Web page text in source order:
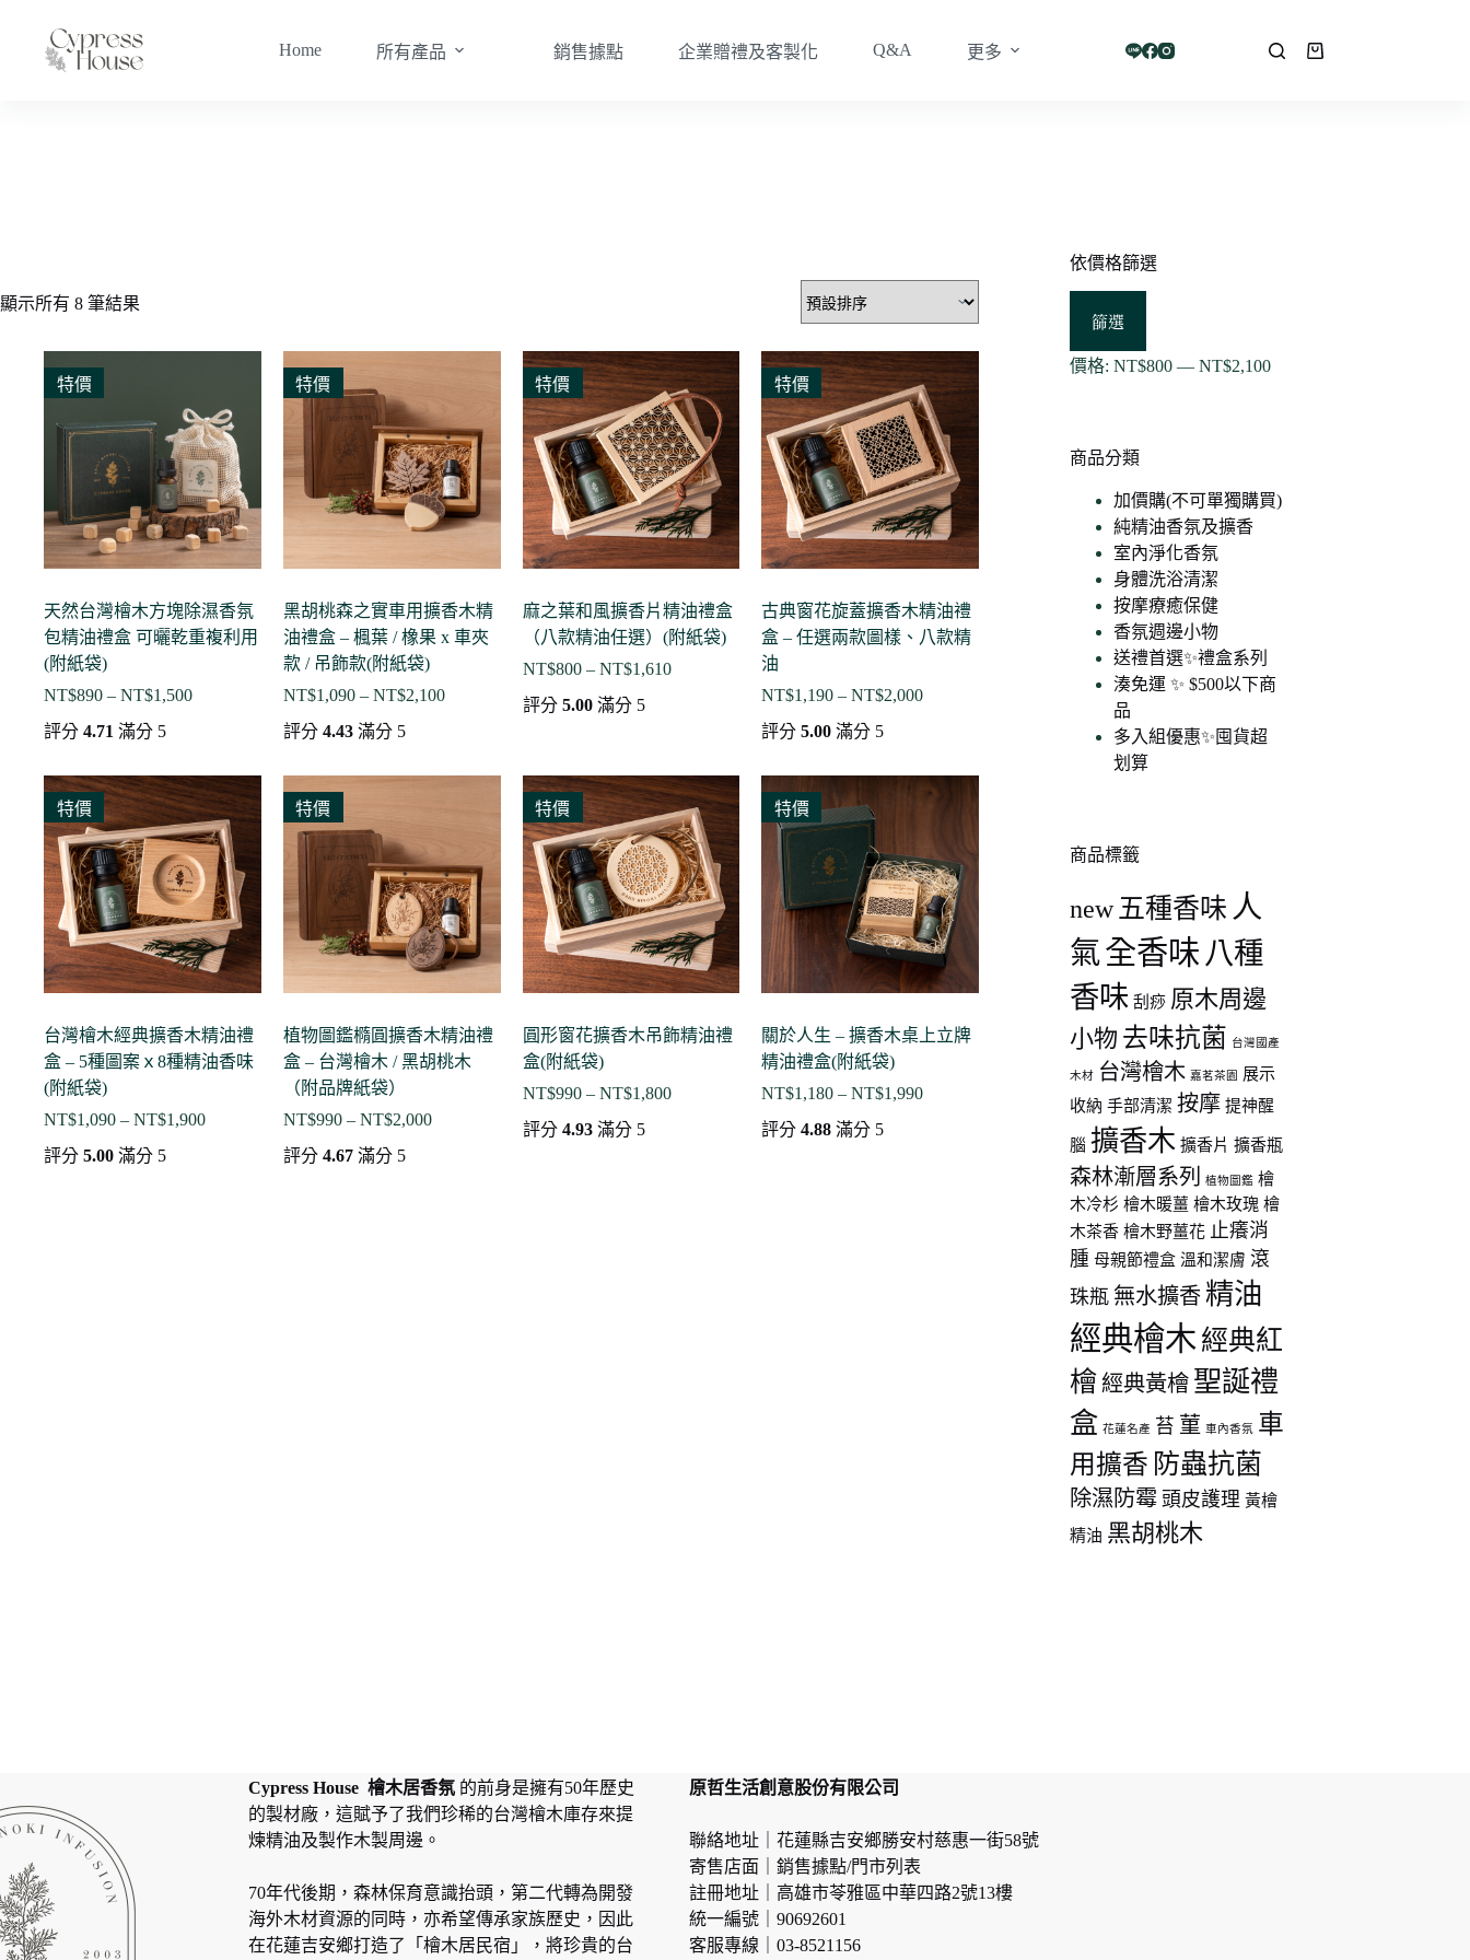
Home 所有產品 銷售據點 企業贈禮及客製化 Q&A 更多
購
顯示所有 8 筆結果
特價
天然台灣檜木方塊除濕香氛
包精油禮盒 可曬乾重複利用
(附紙袋)
NT$890 – NT$1,500價
圍：
NT$890
到
NT$1,500
評分 4.71 滿分 5
特價
黑胡桃森之實車用擴香木精
油禮盒 – 楓葉 / 橡果 x 車夾
款 / 吊飾款(附紙袋)
NT$1,090 – NT$2,100價
圍：
評分 4.43滿分 5
特價
麻之葉和風擴香片精油禮盒
（八款精油任選）(附紙袋)
NT$800 – NT$1,610價
NT$800
到
NT$1,610
評分 5.00滿分 5
特價
古典窗花旋蓋擴香木精油禮
盒 – 任選兩款圖樣、八款精
油
NT$1,190 – NT$2,000價
圍：
NT$1,190
NT$2,000
評分5.00 滿分 5
特價
台灣檜木經典擴香木精油禮
盒 – 5種圖案ｘ8種精油香味
(附紙袋)
NT$1,090 – NT$1,900價
評分 5.00 滿分 5
特價
植物圖鑑橢圓擴香木精油禮
盒 – 台灣檜木 / 黑胡桃木
（附品牌紙袋）
NT$990 – NT$2,000價
評分 4.67滿分 5
特價
圓形窗花擴香木吊飾精油禮
盒(附紙袋)
NT$990 – NT$1,800價
評分 4.93滿分 5
特價
關於人生 – 擴香木桌上立牌
精油禮盒(附紙袋)
NT$1,180 – NT$1,990價
評分4.88 滿分 5
依價格篩選
價
格
價
格
篩選
價格:NT$800 —NT$2,100
商品分類
加價購(不可單獨購買)
純精油香氛及擴香
室內淨化香氛
身體洗浴清潔
按摩療癒保健
香氛週邊小物
送禮首選✨禮盒系列
湊免運 ✨ $500以下商
品
多入組優惠✨囤貨超
划算
商品標籤
new 五種香味 人
氣全香味 八種
香味 刮痧 原木周邊
小物 去味抗菌 台灣國產
木材 台灣檜木 嘉茗茶園
展示
收納 手部清潔 按摩 提神醒
腦 擴香木 擴香片 擴香瓶
森林漸層系列 植物圖鑑 檜
木冷杉 檜木暖薑 檜木玫瑰 檜
木茶香 檜木野薑花 止癢消
腫 母親節禮盒 溫和潔膚 滾
珠瓶 無水擴香 精油
經典檜木 經典紅
檜 經典黃檜 聖誕禮
盒 花蓮名產 苔 菫 車內香氛 車
用擴香 防蟲抗菌
除濕防霉 頭皮護理 黃檜
精油 黑胡桃木
Cypress House 檜木居香氛 的前身是擁有50年歷史
的製材廠，這賦予了我們珍稀的台灣檜木庫存來提
煉精油及製作木製周邊。
70年代後期，森林保育意識抬頭，第二代轉為開發
海外木材資源的同時，亦希望傳承家族歷史，因此
在花蓮吉安鄉打造了「檜木居民宿」，將珍貴的台
原哲生活創意股份有限公司
聯絡地址｜花蓮縣吉安鄉勝安村慈惠一街58號
寄售店面｜ 銷售據點/門市列表
註冊地址｜高雄市苓雅區中華四路2號13樓
統一編號｜90692601
客服專線｜03-8521156